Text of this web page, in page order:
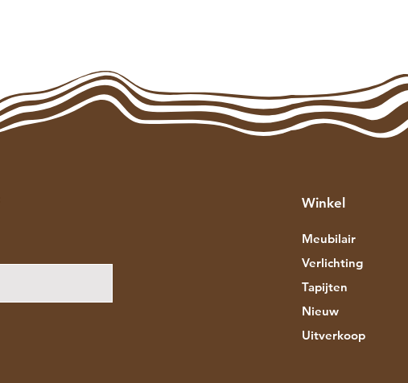
Winkel
Meubilair
Verlichting
Tapijten
Nieuw
Uitverkoop